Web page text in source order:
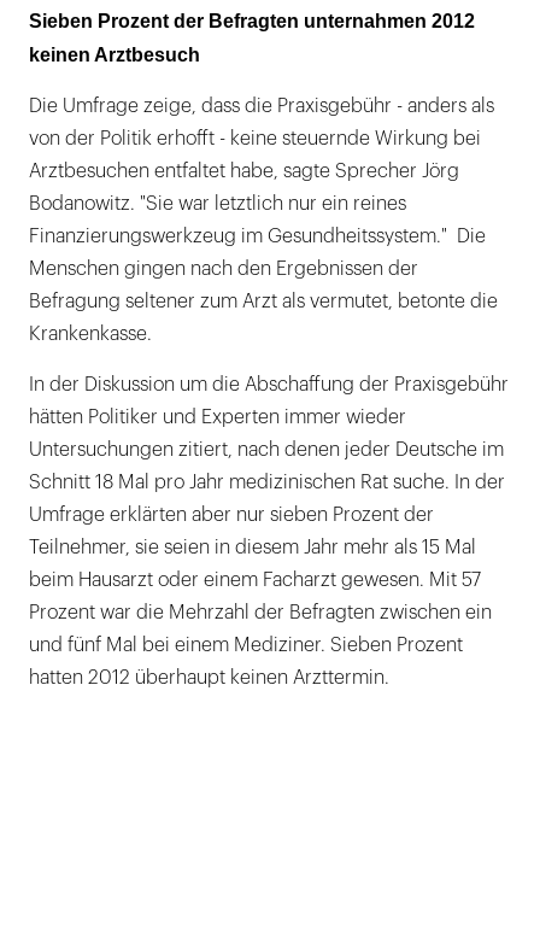
Sieben Prozent der Befragten unternahmen 2012
keinen Arztbesuch
Die Umfrage zeige, dass die Praxisgebühr - anders als
von der Politik erhofft - keine steuernde Wirkung bei
Arztbesuchen entfaltet habe, sagte Sprecher Jörg
Bodanowitz. "Sie war letztlich nur ein reines
Finanzierungswerkzeug im Gesundheitssystem." Die
Menschen gingen nach den Ergebnissen der
Befragung seltener zum Arzt als vermutet, betonte die
Krankenkasse.
In der Diskussion um die Abschaffung der Praxisgebühr
hätten Politiker und Experten immer wieder
Untersuchungen zitiert, nach denen jeder Deutsche im
Schnitt 18 Mal pro Jahr medizinischen Rat suche. In der
Umfrage erklärten aber nur sieben Prozent der
Teilnehmer, sie seien in diesem Jahr mehr als 15 Mal
beim Hausarzt oder einem Facharzt gewesen. Mit 57
Prozent war die Mehrzahl der Befragten zwischen ein
und fünf Mal bei einem Mediziner. Sieben Prozent
hatten 2012 überhaupt keinen Arzttermin.